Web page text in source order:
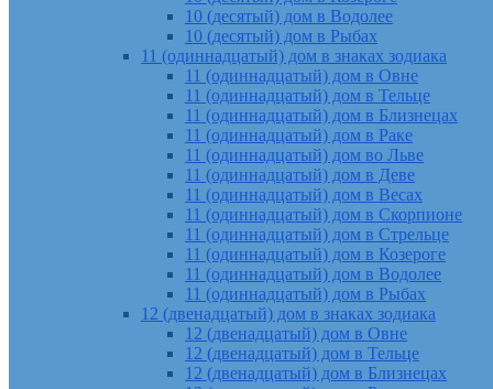
10 (десятый) дом в Водолее
10 (десятый) дом в Рыбах
11 (одиннадцатый) дом в знаках зодиака
11 (одиннадцатый) дом в Овне
11 (одиннадцатый) дом в Тельце
11 (одиннадцатый) дом в Близнецах
11 (одиннадцатый) дом в Раке
11 (одиннадцатый) дом во Льве
11 (одиннадцатый) дом в Деве
11 (одиннадцатый) дом в Весах
11 (одиннадцатый) дом в Скорпионе
11 (одиннадцатый) дом в Стрельце
11 (одиннадцатый) дом в Козероге
11 (одиннадцатый) дом в Водолее
11 (одиннадцатый) дом в Рыбах
12 (двенадцатый) дом в знаках зодиака
12 (двенадцатый) дом в Овне
12 (двенадцатый) дом в Тельце
12 (двенадцатый) дом в Близнецах